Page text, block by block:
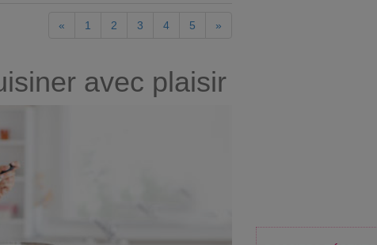
« 1 2 3 4 5 »
avec plaisir